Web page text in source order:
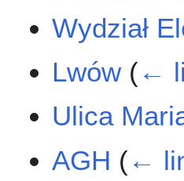
Wydział
Lwów (←
Ulica
AGH (←